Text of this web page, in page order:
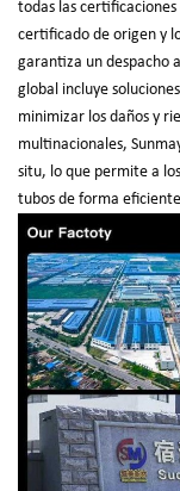
todas las
certificado de origen y
garantiza un despacho
global incluye
minimizar los daños y
multinacionales,
situ, lo que permite a
tubos de forma